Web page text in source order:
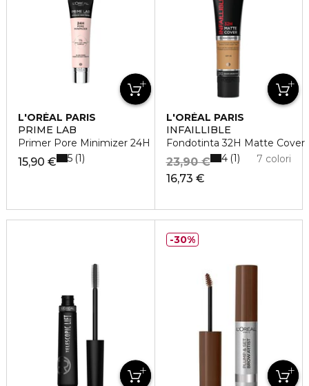
L'ORÉAL PARIS
PRIME LAB
Primer Pore Minimizer 24H
15,90 € 5 1
L'ORÉAL PARIS
INFAILLIBLE
Fondotinta 32H Matte Cover
16,73 €
23,90 € 7 colori
4 1
30%